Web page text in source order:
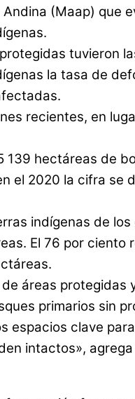
(Maap) que
tuvieron
la tasa de
recientes, en
hectáreas de
el 2020 la cifra se
indígenas de
El 76 por ciento
áreas
primarios sin
espacios clave
intactos», agrega